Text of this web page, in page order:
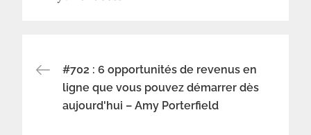
Navigation
de
#702 : 6 opportunités de revenus en
ligne que vous pouvez démarrer dès
aujourd'hui – Amy Porterfield